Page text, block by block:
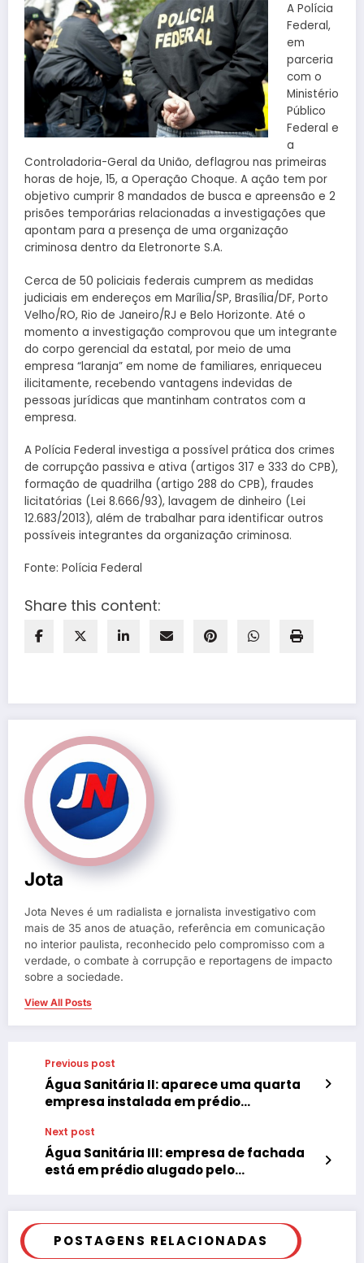
A Polícia
Federal,
em
parceria
com o
Ministério
Público
Federal e
a
Controladoria-Geral da União, deflagrou nas primeiras
horas de hoje, 15, a Operação Choque. A ação tem por
objetivo cumprir 8 mandados de busca e apreensão e 2
prisões temporárias relacionadas a investigações que
apontam para a presença de uma organização
criminosa dentro da Eletronorte S.A.
Cerca de 50 policiais federais cumprem as medidas
judiciais em endereços em Marília/SP, Brasília/DF, Porto
Velho/RO, Rio de Janeiro/RJ e Belo Horizonte. Até o
momento a investigação comprovou que um integrante
do corpo gerencial da estatal, por meio de uma
empresa “laranja” em nome de familiares, enriqueceu
ilicitamente, recebendo vantagens indevidas de
pessoas jurídicas que mantinham contratos com a
empresa.
A Polícia Federal investiga a possível prática dos crimes
de corrupção passiva e ativa (artigos 317 e 333 do CPB),
formação de quadrilha (artigo 288 do CPB), fraudes
licitatórias (Lei 8.666/93), lavagem de dinheiro (Lei
12.683/2013), além de trabalhar para identificar outros
possíveis integrantes da organização criminosa.
Fonte: Polícia Federal
Share this content:
Jota
Jota Neves é um radialista e jornalista investigativo com
mais de 35 anos de atuação, referência em comunicação
no interior paulista, reconhecido pelo compromisso com a
verdade, o combate à corrupção e reportagens de impacto
sobre a sociedade.
View All Posts
Previous post
Água Sanitária II: aparece uma quarta
empresa instalada em prédio
Next post
Água Sanitária III: empresa de fachada
está em prédio alugado pelo
POSTAGENS RELACIONADAS